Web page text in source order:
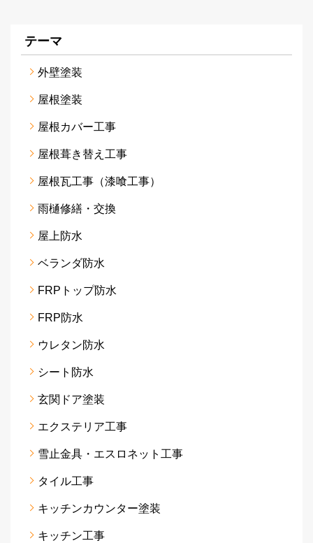
テーマ
外壁塗装
屋根塗装
屋根カバー工事
屋根葺き替え工事
屋根瓦工事（漆喰工事）
雨樋修繕・交換
屋上防水
ベランダ防水
FRPトップ防水
FRP防水
ウレタン防水
シート防水
玄関ドア塗装
エクステリア工事
雪止金具・エスロネット工事
タイル工事
キッチンカウンター塗装
キッチン工事